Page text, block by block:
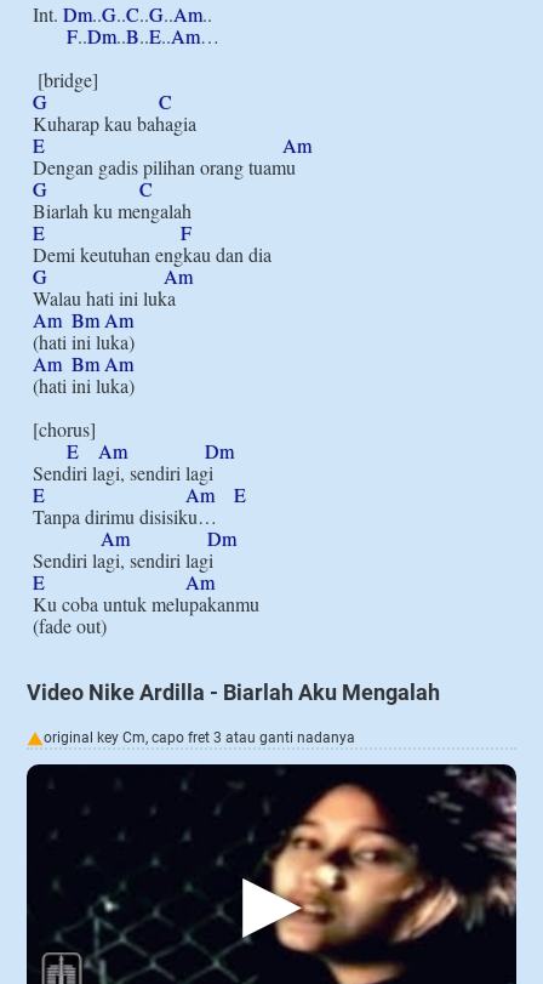
Int. Dm..G..C..G..Am..
F..Dm..B..E..Am…
G
C
E
Am
G
C
E
F
G
Am
Am Bm Am
Am Bm Am
(hati ini luka)
[chorus]
E
Am
Dm
E
Am
E
Tanpa dirimu disisiku…
Am
Dm
E
Am
Ku coba untuk melupakanmu
Video Nike Ardilla - Biarlah Aku Mengalah
original key Cm, capo fret 3 atau ganti nadanya
▶